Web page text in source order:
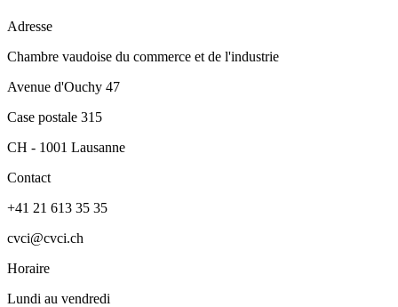
Adresse
Chambre vaudoise du commerce et de l'industrie
Avenue d'Ouchy 47
Case postale 315
CH - 1001 Lausanne
Contact
+41 21 613 35 35
cvci@cvci.ch
Horaire
Lundi au vendredi